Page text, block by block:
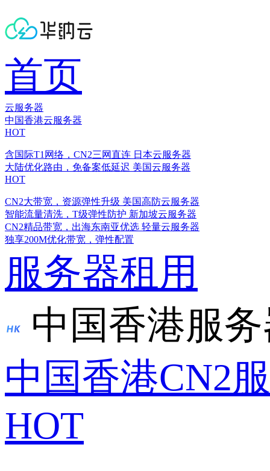
首页
云服务器
中国香港云服务器
HOT
含国际T1网络，CN2三网直连 日本云服务器
大陆优化路由，免备案低延迟 美国云服务器
HOT
CN2大带宽，资源弹性升级 美国高防云服务器
智能流量清洗，T级弹性防护 新加坡云服务器
CN2精品带宽，出海东南亚优选 轻量云服务器
独享200M优化带宽，弹性配置
服务器租用
中国香港服
中国香港CN2
HOT